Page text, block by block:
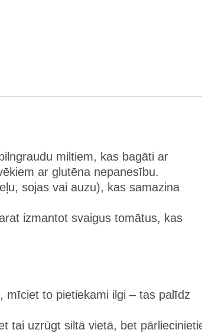
miltiem, kas bagāti ar
ar glutēna nepanesību.
sojas vai auzu), kas samazina
izmantot svaigus tomātus, kas
mīciet to pietiekami ilgi – tas palīdz
tai uzrūgt siltā vietā, bet